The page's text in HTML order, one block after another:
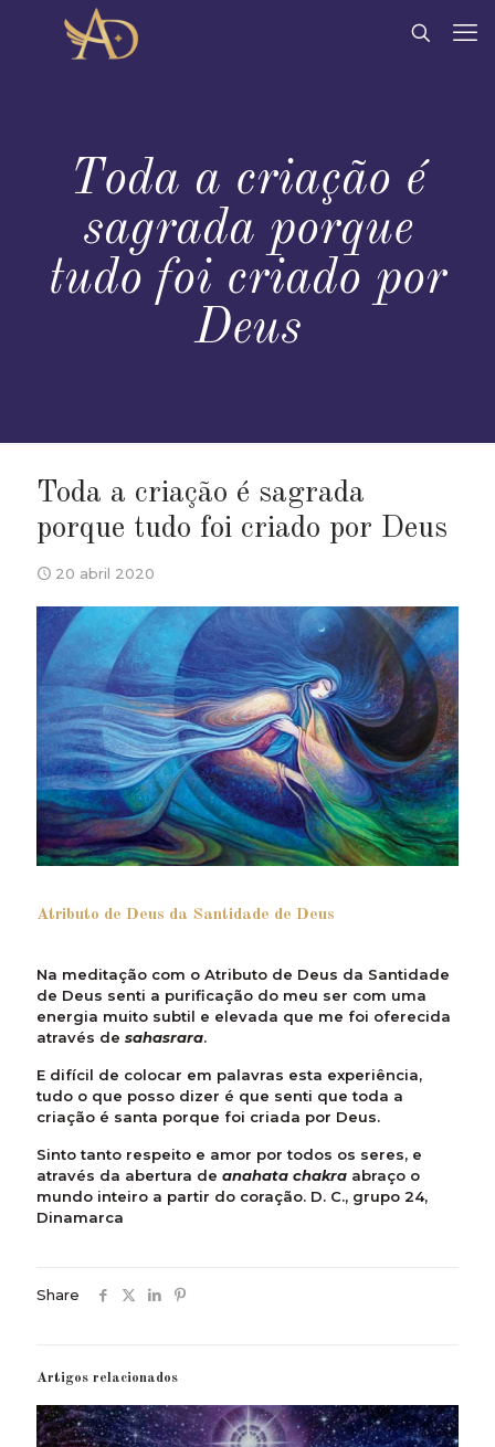
Toda a criação é
sagrada porque
tudo foi criado por
Deus
Toda a criação é sagrada
porque tudo foi criado por Deus
20 abril 2020
Atributo de Deus da Santidade de Deus
Na meditação com o Atributo de Deus da Santidade
de Deus senti a purificação do meu ser com uma
energia muito subtil e elevada que me foi oferecida
através de sahasrara.
E difícil de colocar em palavras esta experiência,
tudo o que posso dizer é que senti que toda a
criação é santa porque foi criada por Deus.
Sinto tanto respeito e amor por todos os seres, e
através da abertura de anahata chakra abraço o
mundo inteiro a partir do coração. D. C., grupo 24,
Dinamarca
Share
Artigos relacionados